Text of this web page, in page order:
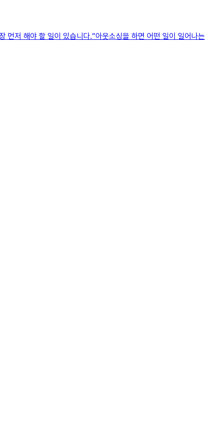
저 해야 할 일이 있습니다.“아웃소싱을 하면 어떤 일이 일어나는